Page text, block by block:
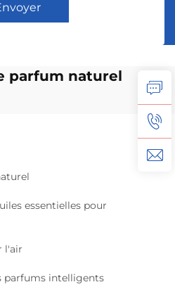
parfum naturel
essentielles pour
l'air
parfums intelligents